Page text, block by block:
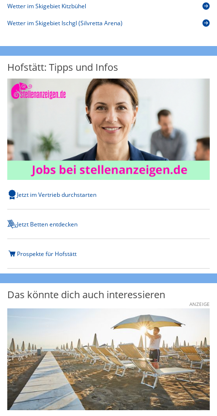
Wetter im Skigebiet Kitzbühel
Wetter im Skigebiet Ischgl (Silvretta Arena)
Hofstätt: Tipps und Infos
Jetzt im Vertrieb durchstarten
Jetzt Betten entdecken
Prospekte für Hofstätt
Das könnte dich auch interessieren
ANZEIGE